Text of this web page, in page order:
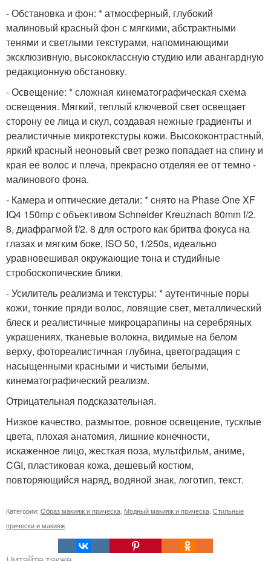
- Обстановка и фон: * атмосферный, глубокий
малиновый красный фон с мягкими, абстрактными
тенями и светлыми текстурами, напоминающими
эксклюзивную, высококлассную студию или авангардную
редакционную обстановку.
- Освещение: * сложная кинематографическая схема
освещения. Мягкий, теплый ключевой свет освещает
сторону ее лица и скул, создавая нежные градиенты и
реалистичные микротекстуры кожи. Высококонтрастный,
яркий красный неоновый свет резко попадает на спину и
края ее волос и плеча, прекрасно отделяя ее от темно -
малинового фона.
- Камера и оптические детали: * снято на Phase One XF
IQ4 150mp с объективом Schneider Kreuznach 80mm f/2.
8, диафрагмой f/2. 8 для острого как бритва фокуса на
глазах и мягким боке, ISO 50, 1/250s, идеально
уравновешивая окружающие тона и студийные
стробоскопические блики.
- Усилитель реализма и текстуры: * аутентичные поры
кожи, тонкие пряди волос, ловящие свет, металлический
блеск и реалистичные микроцарапины на серебряных
украшениях, тканевые волокна, видимые на белом
верху, фотореалистичная глубина, цветоградация с
насыщенными красными и чистыми белыми,
кинематографический реализм.
Отрицательная подсказательная.
Низкое качество, размытое, ровное освещение, тусклые
цвета, плохая анатомия, лишние конечности,
искаженное лицо, жесткая поза, мультфильм, аниме,
CGI, пластиковая кожа, дешевый костюм,
повторяющийся наряд, водяной знак, логотип, текст.
Категории: Образ макияж и прическа Модный макияж и прическа Стильные
прически и макияж